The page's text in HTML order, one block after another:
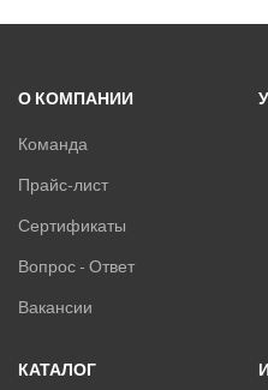
О КОМПАНИИ
Команда
Прайс-лист
Сертификаты
Вопрос - Ответ
Вакансии
КАТАЛОГ